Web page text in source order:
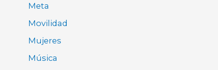
Meta
Movilidad
Mujeres
Música